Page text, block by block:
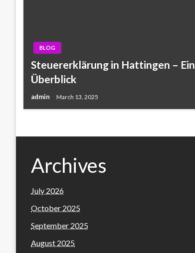
BLOG
Steuererklärung in Hattingen – Ein
Überblick
admin March 13, 2025
Archives
July 2026
October 2025
September 2025
August 2025